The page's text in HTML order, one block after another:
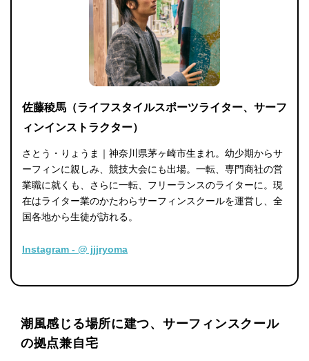
佐藤稜馬（ライフスタイルスポーツライター、サーフ
ィンインストラクター）
さとう・りょうま｜神奈川県茅ヶ崎市生まれ。幼少期からサ
ーフィンに親しみ、競技大会にも出場。一転、専門商社の営
業職に就くも、さらに一転、フリーランスのライターに。現
在はライター業のかたわらサーフィンスクールを運営し、全
国各地から生徒が訪れる。
Instagram - @ jjjryoma
潮風感じる場所に建つ、サーフィンスクール
の拠点兼自宅